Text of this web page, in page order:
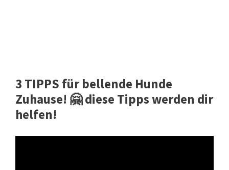
3 TIPPS für bellende Hunde
Zuhause! 🤗 diese Tipps werden dir
helfen!